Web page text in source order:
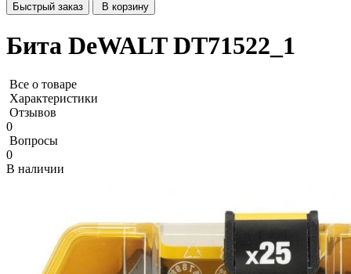
Быстрый заказ В корзину
Бита DeWALT DT71522_1
Все о товаре
Характеристики
Отзывов
0
Вопросы
0
В наличии